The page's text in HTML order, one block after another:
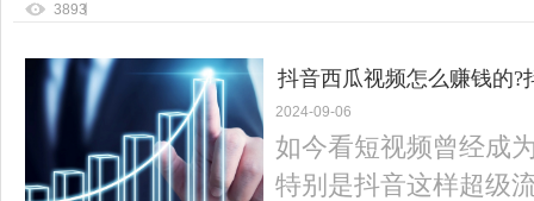
3893
抖音西瓜视频怎么赚钱的?
2024-09-06
如今看短视频曾经成
特别是抖音这样超级